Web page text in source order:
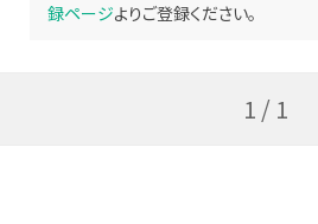
録ページよりご登録ください。
1 / 1